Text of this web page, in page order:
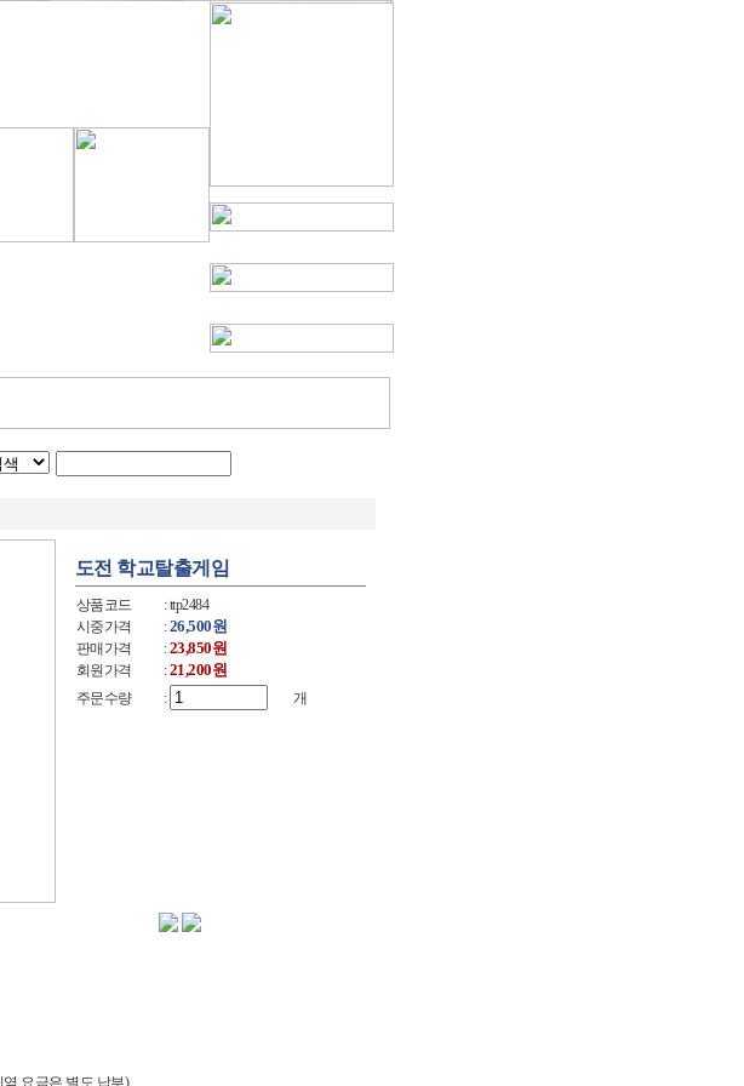
도전 학교탈출게임
상품코드
: ttp2484
시중가격
:26,500원
판매가격 :23,850원
회원가격 :21,200원
주문수량 : 개
요금은 별도 납부)